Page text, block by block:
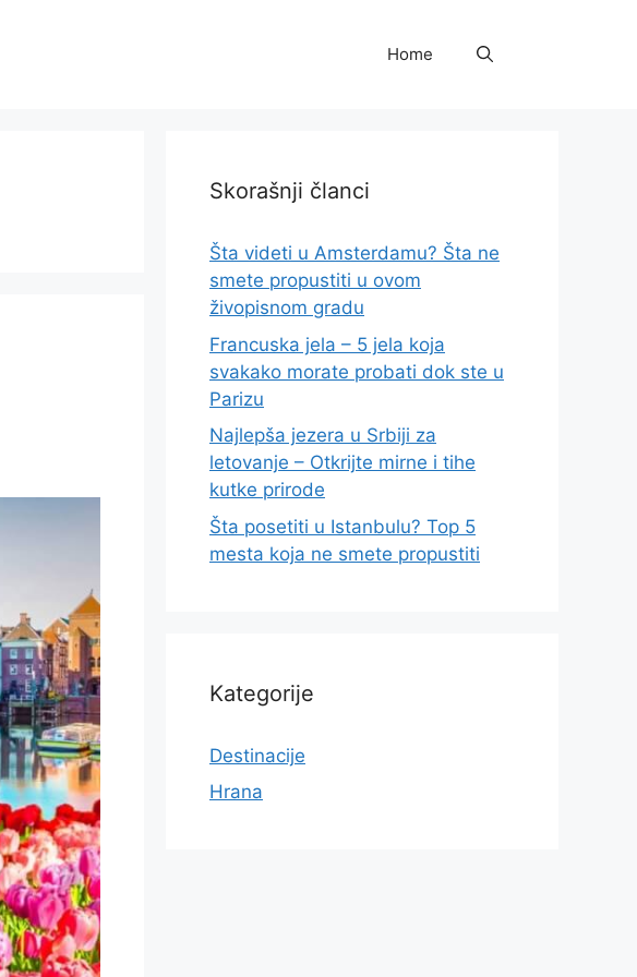
Home
Skorašnji članci
Šta videti u Amsterdamu? Šta ne
smete propustiti u ovom
živopisnom gradu
Francuska jela – 5 jela koja
svakako morate probati dok ste u
Parizu
Najlepša jezera u Srbiji za
letovanje – Otkrijte mirne i tihe
kutke prirode
Šta posetiti u Istanbulu? Top 5
mesta koja ne smete propustiti
Kategorije
Destinacije
Hrana